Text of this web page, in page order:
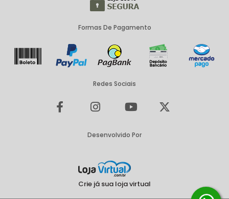
Formas De Pagamento
Redes Sociais
Desenvolvido Por
Crie já sua loja virtual